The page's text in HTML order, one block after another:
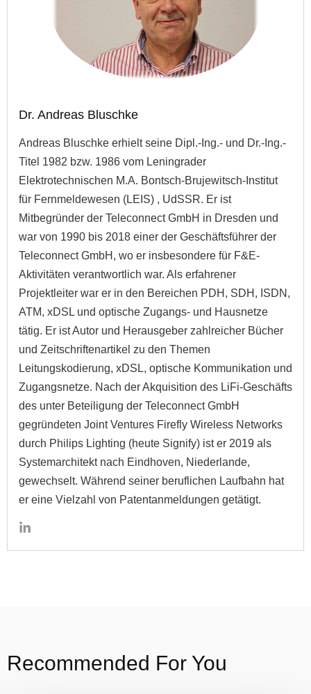
Dr. Andreas Bluschke
Andreas Bluschke erhielt seine Dipl.-Ing.- und Dr.-Ing.-
Titel 1982 bzw. 1986 vom Leningrader
Elektrotechnischen M.A. Bontsch-Brujewitsch-Institut
für Fernmeldewesen (LEIS) , UdSSR. Er ist
Mitbegründer der Teleconnect GmbH in Dresden und
war von 1990 bis 2018 einer der Geschäftsführer der
Teleconnect GmbH, wo er insbesondere für F&E-
Aktivitäten verantwortlich war. Als erfahrener
Projektleiter war er in den Bereichen PDH, SDH, ISDN,
ATM, xDSL und optische Zugangs- und Hausnetze
tätig. Er ist Autor und Herausgeber zahlreicher Bücher
und Zeitschriftenartikel zu den Themen
Leitungskodierung, xDSL, optische Kommunikation und
Zugangsnetze. Nach der Akquisition des LiFi-Geschäfts
des unter Beteiligung der Teleconnect GmbH
gegründeten Joint Ventures Firefly Wireless Networks
durch Philips Lighting (heute Signify) ist er 2019 als
Systemarchitekt nach Eindhoven, Niederlande,
gewechselt. Während seiner beruflichen Laufbahn hat
er eine Vielzahl von Patentanmeldungen getätigt.
Recommended For You